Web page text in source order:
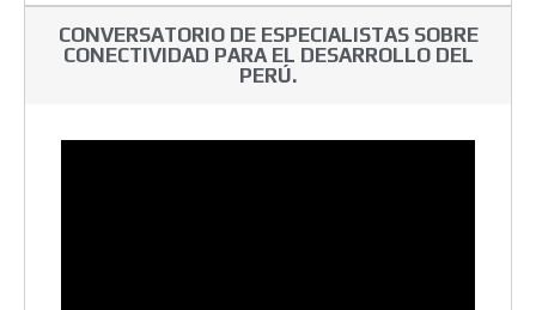
CONVERSATORIO DE ESPECIALISTAS SOBRE
CONECTIVIDAD PARA EL DESARROLLO DEL
PERÚ.